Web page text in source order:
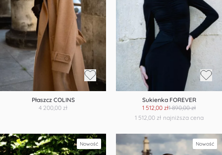
Płaszcz COLINS
4 200,00 zł
Sukienka FOREVER
1 512,00 zł1 890,00 zł
najniższa cena
1 512,00 zł
Nowość Nowość